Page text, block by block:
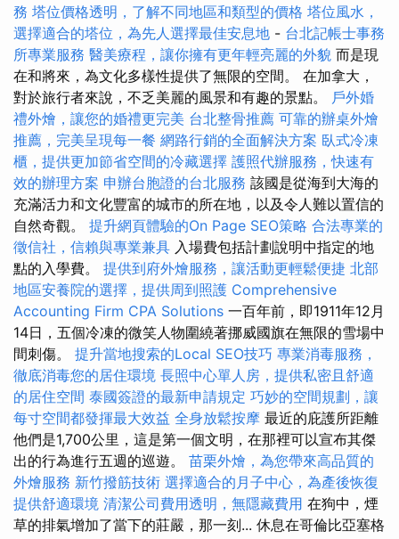
務 塔位價格透明，了解不同地區和類型的價格 塔位風水，
選擇適合的塔位，為先人選擇最佳安息地 - 台北記帳士事務
所專業服務 醫美療程，讓你擁有更年輕亮麗的外貌 而是現
在和將來，為文化多樣性提供了無限的空間。 在加拿大，
對於旅行者來說，不乏美麗的風景和有趣的景點。 戶外婚
禮外燴，讓您的婚禮更完美 台北整骨推薦 可靠的辦桌外燴
推薦，完美呈現每一餐 網路行銷的全面解決方案 臥式冷凍
櫃，提供更加節省空間的冷藏選擇 護照代辦服務，快速有
效的辦理方案 申辦台胞證的台北服務 該國是從海到大海的
充滿活力和文化豐富的城市的所在地，以及令人難以置信的
自然奇觀。 提升網頁體驗的On Page SEO策略 合法專業的
徵信社，信賴與專業兼具 入場費包括計劃說明中指定的地
點的入學費。 提供到府外燴服務，讓活動更輕鬆便捷 北部
地區安養院的選擇，提供周到照護 Comprehensive
Accounting Firm CPA Solutions 一百年前，即1911年12月
14日，五個冷凍的微笑人物圍繞著挪威國旗在無限的雪場中
間刺傷。 提升當地搜索的Local SEO技巧 專業消毒服務，
徹底消毒您的居住環境 長照中心單人房，提供私密且舒適
的居住空間 泰國簽證的最新申請規定 巧妙的空間規劃，讓
每寸空間都發揮最大效益 全身放鬆按摩 最近的庇護所距離
他們是1,700公里，這是第一個文明，在那裡可以宣布其傑
出的行為進行五週的巡遊。 苗栗外燴，為您帶來高品質的
外燴服務 新竹撥筋技術 選擇適合的月子中心，為產後恢復
提供舒適環境 清潔公司費用透明，無隱藏費用 在狗中，煙
草的排氣增加了當下的莊嚴，那一刻... 休息在哥倫比亞塞格